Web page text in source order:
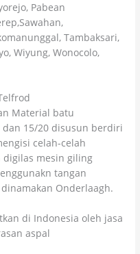
Pabean
Tambaksari,
Wiyung, Wonocolo,
Material batu
15/20 disusun berdiri
celah-celah
digilas mesin giling
tangan
Onderlaagh.
di Indonesia oleh jasa
aspal